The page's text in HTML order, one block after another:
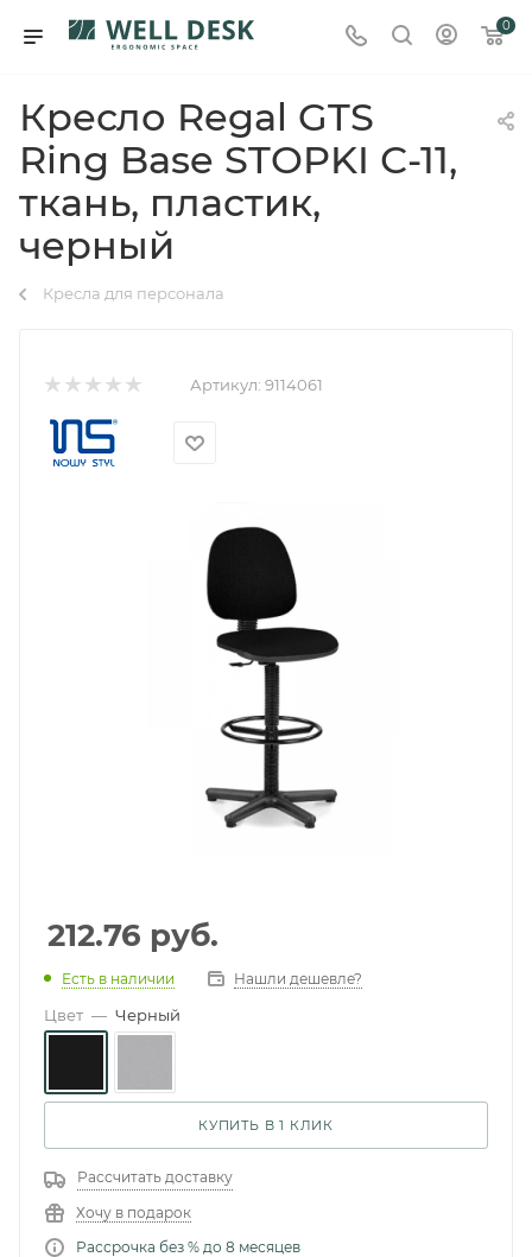
0
Кресло Regal GTS
Ring Base STOPKI С-11,
ткань, пластик,
черный
Кресла для персонала
Артикул: 9114061
212.76 руб.
Есть в наличии Нашли дешевле?
Цвет — Черный
КУПИТЬ В 1 КЛИК
Рассчитать доставку
Хочу в подарок
Рассрочка без % до 8 месяцев